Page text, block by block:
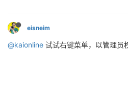
eisneim
@kaionline 试试右键菜单，以管理员